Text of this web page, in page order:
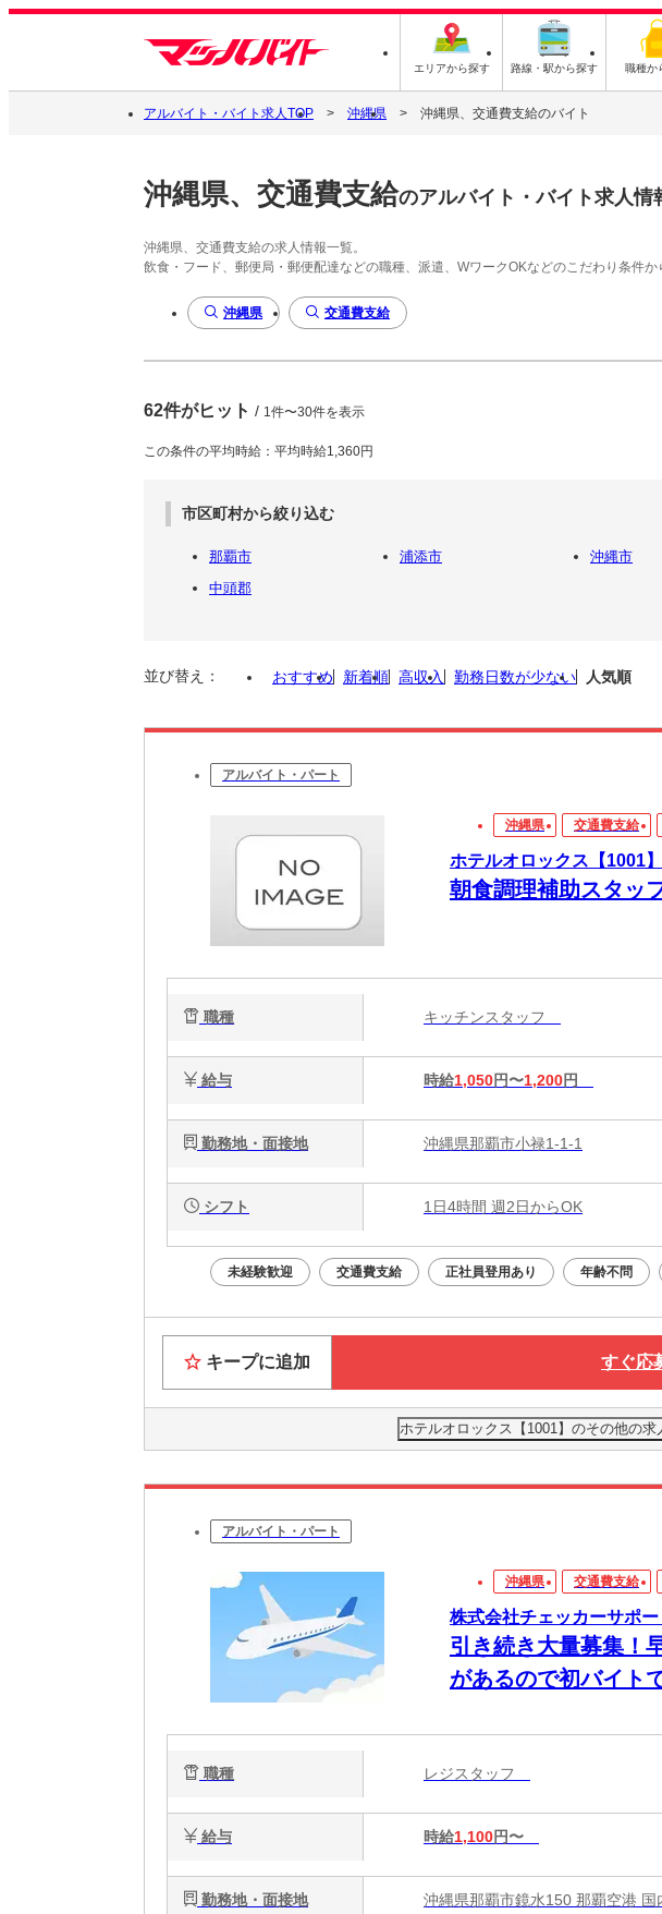
エリアから探す 路線・駅から探す 職種か
アルバイト・バイト求人TOP 沖縄県 沖縄県、交通費支給のバイト
沖縄県、交通費支給のアルバイト・バイト求人情
沖縄県、交通費支給の求人情報一覧。
飲食・フード、郵便局・郵便配達などの職種、派遣、WワークOKなどのこだわり条件か
沖縄県 交通費支給
62件がヒット / 1件〜30件を表示
この条件の平均時給：平均時給1,360円
市区町村から絞り込む
那覇市 浦添市 沖縄市
中頭郡
並び替え： おすすめ 新着順 高収入 勤務日数が少ない 人気順
アルバイト・パート
沖縄県 交通費支給
ホテルオロックス【1001】
朝食調理補助スタッ
職種 キッチンスタッフ
給与 時給1,050円〜1,200円
勤務地・面接地 沖縄県那覇市小禄1-1-1
シフト 1日4時間 週2日からOK
未経験歓迎 交通費支給 正社員登用あり 年齢不問
キープに追加 すぐ応
ホテルオロックス【1001】のその他の求
アルバイト・パート
沖縄県 交通費支給
株式会社チェッカーサポ
引き続き大量募集！
があるので初バイト
職種 レジスタッフ
給与 時給1,100円〜
勤務地・面接地
沖縄県那覇市鏡水150 那覇空港